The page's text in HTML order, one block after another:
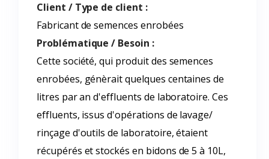
Client / Type de client :
Fabricant de semences enrobées
Problématique / Besoin :
Cette société, qui produit des semences
enrobées, génèrait quelques centaines de
litres par an d'effluents de laboratoire. Ces
effluents, issus d'opérations de lavage/
rinçage d'outils de laboratoire, étaient
récupérés et stockés en bidons de 5 à 10L,